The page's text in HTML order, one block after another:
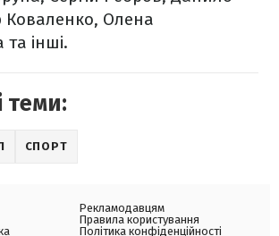
Коваленко, Олена
інші.
теми:
СПОРТ
Рекламодавцям
Правила користування
Політика конфіденційності